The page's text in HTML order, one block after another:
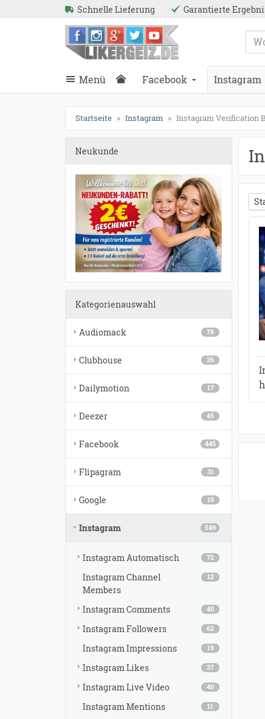
Schnelle Lieferung Garantierte
schließen
Suche
Menü Facebook Instagram
Startseite Instagram Instagram Verification
Neukunde
Kategorienauswahl
78
Audiomack
26
Clubhouse
17
Dailymotion
45
Deezer
445
Facebook
31
Flipagram
10
Google
549
Instagram
72
Instagram Automatisch
12
Instagram Channel
Members
40
Instagram Comments
62
Instagram Followers
19
Instagram Impressions
37
Instagram Likes
40
Instagram Live Video
11
Instagram Mentions